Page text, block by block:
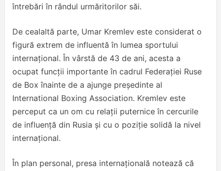
întrebări în rândul urmăritorilor săi.
De cealaltă parte, Umar Kremlev este considerat o
figură extrem de influentă în lumea sportului
internațional. În vârstă de 43 de ani, acesta a
ocupat funcții importante în cadrul Federației Ruse
de Box înainte de a ajunge președinte al
International Boxing Association. Kremlev este
perceput ca un om cu relații puternice în cercurile
de influență din Rusia și cu o poziție solidă la nivel
internațional.
În plan personal, presa internațională notează că